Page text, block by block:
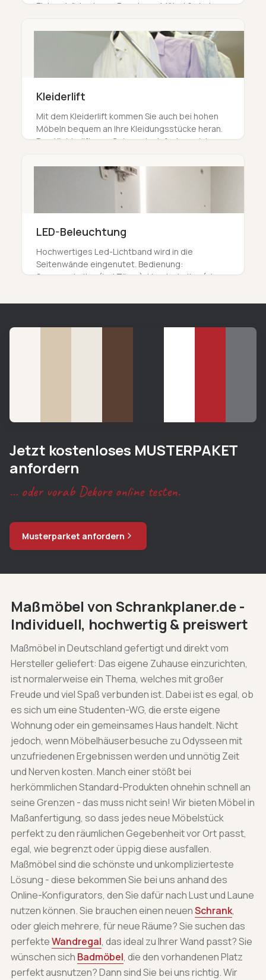
Einlegeböden lange Freude am Möbel & sind
einsetzbar.
Kleiderlift
Mit dem Kleiderlift kommen Sie auch bei hohen
Möbeln bequem an Ihre Kleidungsstücke heran.
Den Kleiderlift zum Gebrauch einfach zu sich
LED-Beleuchtung
Hochwertiges Led-Lichtband wird in die
Seitenwände eingenutet. Bedienung:
Sensorschalter (bei Türen), Handschalter (ohne
Jetzt kostenloses MUSTERPAKET
anfordern
… oder vorab Dekore online testen.
Musterparket anfordern
Maßmöbel von Schrankplaner.de -
Individuell, hochwertig & preiswert
Maßmöbel in Deutschland gefertigt und direkt vom
Hersteller geliefert: Das eigene Zuhause einzurichten,
ist normalerweise ein Thema, welches mit großer
Freude und viel Spaß verbunden ist. Dabei ist es egal, ob
es sich um eine Studenten-WG, die erste eigene
Wohnung oder ein gemeinsames Haus handelt. Nicht
jedoch, wenn Möbelhäuserbesuche zu Odysseen mit
unzufriedenen Ergebnissen werden und unnötig Zeit
und Nerven kosten. Manch einer stößt bei
herkömmlichen Standard-Produkten ohnehin schnell an
seine Grenzen - das muss nicht sein! Wir bieten Möbel in
Maßanfertigung, so dass jedes neue Möbelstück
perfekt zu den räumlichen Gegebenheit vor Ort passt,
egal, wie begrenzt oder üppig diese ausfallen.
Maßmöbel sind die schönste und unkomplizierteste
Lösung - diese bekommen Sie bei uns anhand des
Online-Konfigurators, den Sie dafür nach Lust und Laune
nutzen können. Sie brauchen einen neuenSchrank,
oder gleich mehrere, für neue Räume? Sie suchen das
perfekteWandregal, das ideal zu Ihrer Wand passt? Sie
wünschen sich Badmöbel, die den vorhandenen Platz
perfekt ausnutzen? Dann sind Sie bei uns richtig. Wir